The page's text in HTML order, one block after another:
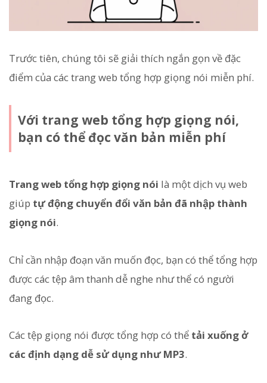
Trước tiên, chúng tôi sẽ giải thích ngắn gọn về đặc
điểm của các trang web tổng hợp giọng nói miễn phí.
Với trang web tổng hợp giọng nói,
bạn có thể đọc văn bản miễn phí
Trang web tổng hợp giọng nói là một dịch vụ web
giúp tự động chuyển đổi văn bản đã nhập thành
giọng nói.
Chỉ cần nhập đoạn văn muốn đọc, bạn có thể tổng hợp
được các tệp âm thanh dễ nghe như thể có người
đang đọc.
Các tệp giọng nói được tổng hợp có thể tải xuống ở
các định dạng dễ sử dụng như MP3.